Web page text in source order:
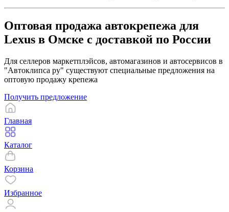
Оптовая продажа автокрепежа для
Lexus в Омске с доставкой по России
Для селлеров маркетплэйсов, автомагазинов и автосервисов в
"Автоклипса ру" существуют специальные предложения на
оптовую продажу крепежа
Получить предложение
Главная
Каталог
Корзина
Избранное